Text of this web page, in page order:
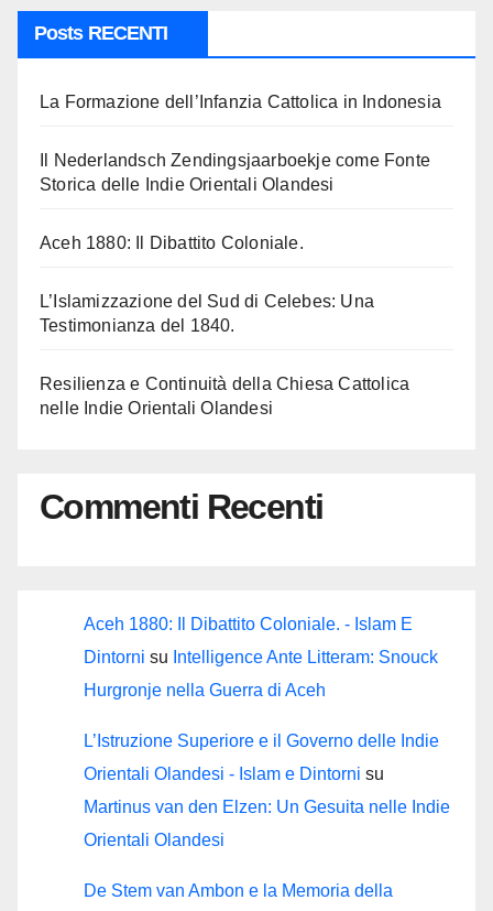
Posts RECENTI
La Formazione dell’Infanzia Cattolica in Indonesia
Il Nederlandsch Zendingsjaarboekje come Fonte
Storica delle Indie Orientali Olandesi
Aceh 1880: Il Dibattito Coloniale.
L’Islamizzazione del Sud di Celebes: Una
Testimonianza del 1840.
Resilienza e Continuità della Chiesa Cattolica
nelle Indie Orientali Olandesi
Commenti Recenti
Aceh 1880: Il Dibattito Coloniale. - Islam E
Dintorni su Intelligence Ante Litteram: Snouck
Hurgronje nella Guerra di Aceh
L’Istruzione Superiore e il Governo delle Indie
Orientali Olandesi - Islam e Dintorni su
Martinus van den Elzen: Un Gesuita nelle Indie
Orientali Olandesi
De Stem van Ambon e la Memoria della